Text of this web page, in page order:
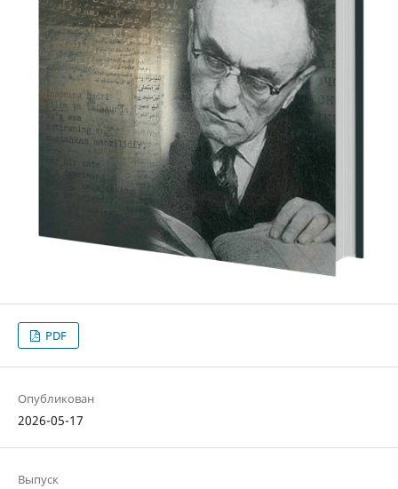
PDF
Опубликован
2026-05-17
Выпуск